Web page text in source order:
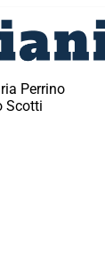
Perrino
Scotti